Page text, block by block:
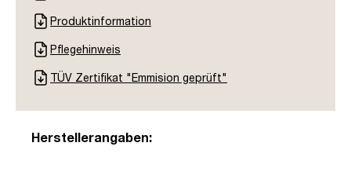
Produktinformation
Pflegehinweis
TÜV Zertifikat "Emmision geprüft"
Herstellerangaben: